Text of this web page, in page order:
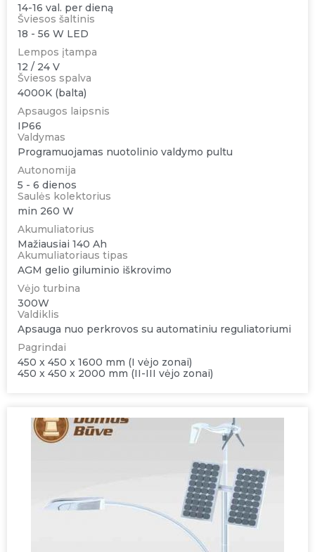
14-16 val. per dieną
Šviesos šaltinis
18 - 56 W LED
Lempos įtampa
12 / 24 V
Šviesos spalva
4000K (balta)
Apsaugos laipsnis
IP66
Valdymas
Programuojamas nuotolinio valdymo pultu
Autonomija
5 - 6 dienos
Saulės kolektorius
min 260 W
Akumuliatorius
Mažiausiai 140 Ah
Akumuliatoriaus tipas
AGM gelio giluminio iškrovimo
Vėjo turbina
300W
Valdiklis
Apsauga nuo perkrovos su automatiniu reguliatoriumi
Pagrindai
450 x 450 x 1600 mm (I vėjo zonai)
450 x 450 x 2000 mm (II-III vėjo zonai)